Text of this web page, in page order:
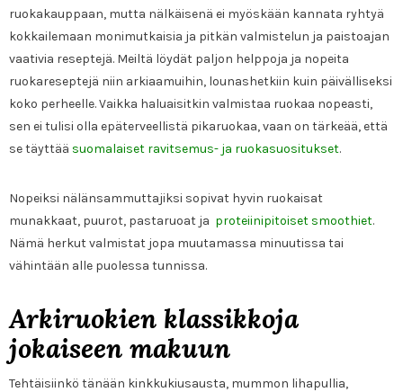
ruokakauppaan, mutta nälkäisenä ei myöskään kannata ryhtyä
kokkailemaan monimutkaisia ja pitkän valmistelun ja paistoajan
vaativia reseptejä. Meiltä löydät paljon helppoja ja nopeita
ruokareseptejä niin arkiaamuihin, lounashetkiin kuin päivälliseksi
koko perheelle. Vaikka haluaisitkin valmistaa ruokaa nopeasti,
sen ei tulisi olla epäterveellistä pikaruokaa, vaan on tärkeää, että
se täyttää suomalaiset ravitsemus- ja ruokasuositukset.
Nopeiksi nälänsammuttajiksi sopivat hyvin ruokaisat
munakkaat, puurot, pastaruoat ja proteiinipitoiset smoothiet.
Nämä herkut valmistat jopa muutamassa minuutissa tai
vähintään alle puolessa tunnissa.
Arkiruokien klassikkoja
jokaiseen makuun
Tehtäisiinkö tänään kinkkukiusausta, mummon lihapullia,